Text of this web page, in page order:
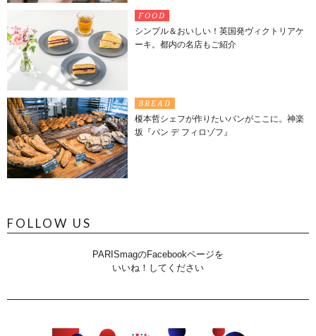
FOOD
シンプル＆おいしい！英国発ヴィクトリアケ
ーキ。都内の名店もご紹介
BREAD
榎本哲シェフが作りたいパンがここに。神楽
坂『パン デ フィロゾフ』
FOLLOW US
PARISmagのFacebookページを
いいね！してください